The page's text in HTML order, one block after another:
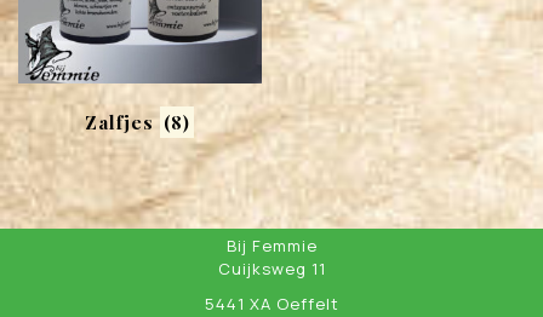
Zalfjes (8)
Bij Femmie
Cuijksweg 11
5441 XA Oeffelt